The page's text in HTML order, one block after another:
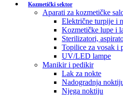
Kozmetički sektor
Aparati za kozmetičke
Električne turpije i
Kozmetičke lupe i
Sterilizatori,
Topilice za vosak i
UV/LED lampe
Manikir i pedikir
Lak za nokte
Nadogradnja
Njega noktiju